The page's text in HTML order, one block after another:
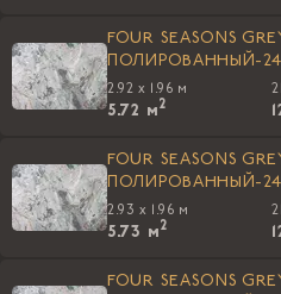
FOUR SEASONS
ПОЛИРОВАННЫЙ-
2.92 x 1.96 м
5.72 м2
FOUR SEASONS
ПОЛИРОВАННЫЙ-
2.93 x 1.96 м
5.73 м2
FOUR SEASONS